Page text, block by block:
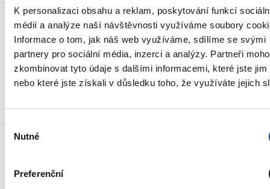
K personalizaci obsahu a reklam, poskytování funkcí
médií a analýze naší návštěvnosti využíváme soubory
Informace o tom, jak náš web využíváme, sdílíme se svými
partnery pro sociální média, inzerci a analýzy. Partneři
zkombinovat tyto údaje s dalšími informacemi, které jste jim
nebo které jste získali v důsledku toho, že využíváte jejich
souhlasu
Nutné
Preferenční
Toner OKI 44469724 pro
C51x/53x/MC56x, cyan,
5.000 stran
5 290 Kč
6 400,90 Kč vč. DPH
2 407,90 Kč vč. DPH